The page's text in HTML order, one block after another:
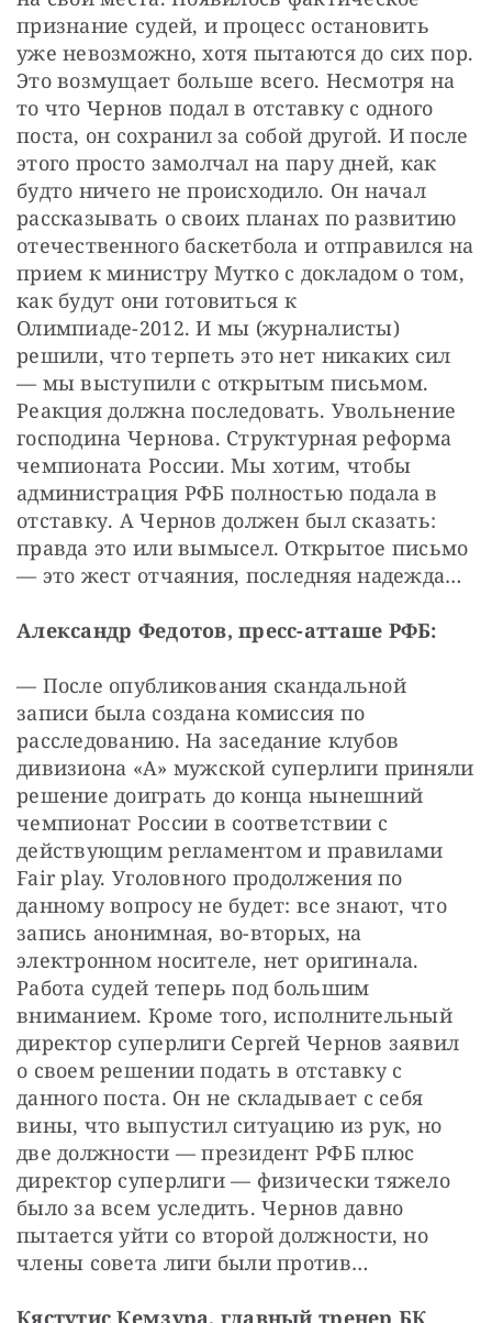
признание судей, и процесс остановить
уже невозможно, хотя пытаются до сих пор.
Это возмущает больше всего. Несмотря на
то что Чернов подал в отставку с одного
поста, он сохранил за собой другой. И после
этого просто замолчал на пару дней, как
будто ничего не происходило. Он начал
рассказывать о своих планах по развитию
отечественного баскетбола и отправился на
прием к министру Мутко с докладом о том,
как будут они готовиться к
Олимпиаде-2012. И мы (журналисты)
решили, что терпеть это нет никаких сил
— мы выступили с открытым письмом.
Реакция должна последовать. Увольнение
господина Чернова. Структурная реформа
чемпионата России. Мы хотим, чтобы
администрация РФБ полностью подала в
отставку. А Чернов должен был сказать:
правда это или вымысел. Открытое письмо
— это жест отчаяния, последняя надежда…
Александр Федотов, пресс-атташе РФБ:
— После опубликования скандальной
записи была создана комиссия по
расследованию. На заседание клубов
дивизиона «А» мужской суперлиги приняли
решение доиграть до конца нынешний
чемпионат России в соответствии с
действующим регламентом и правилами
Fair play. Уголовного продолжения по
данному вопросу не будет: все знают, что
запись анонимная, во-вторых, на
электронном носителе, нет оригинала.
Работа судей теперь под большим
вниманием. Кроме того, исполнительный
директор суперлиги Сергей Чернов заявил
о своем решении подать в отставку с
данного поста. Он не складывает с себя
вины, что выпустил ситуацию из рук, но
две должности — президент РФБ плюс
директор суперлиги — физически тяжело
было за всем уследить. Чернов давно
пытается уйти со второй должности, но
члены совета лиги были против…